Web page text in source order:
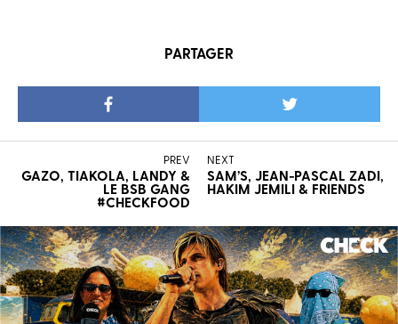
PARTAGER
PREV
GAZO, TIAKOLA, LANDY &
LE BSB GANG
#CHECKFOOD
NEXT
SAM’S, JEAN-PASCAL ZADI,
HAKIM JEMILI & FRIENDS